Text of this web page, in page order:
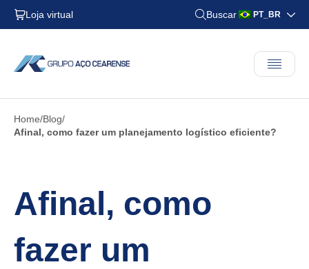
Loja virtual Buscar PT_BR
Home Blog
Afinal, como fazer um planejamento logístico eficiente?
Afinal, como
fazer um